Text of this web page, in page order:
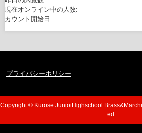
現在オンライン中の人数:
カウント開始日:
プライバシーポリシー
Copyright © Kurose JuniorHighschool
ed.